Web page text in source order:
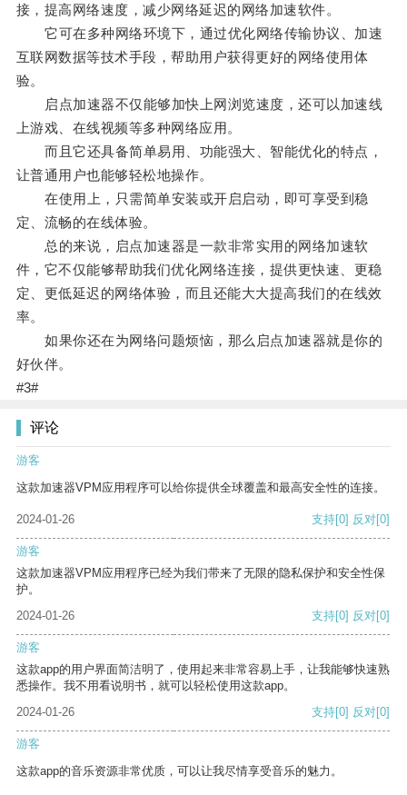
接，提高网络速度，减少网络延迟的网络加速软件。
它可在多种网络环境下，通过优化网络传输协议、加速
互联网数据等技术手段，帮助用户获得更好的网络使用体
验。
启点加速器不仅能够加快上网浏览速度，还可以加速线
上游戏、在线视频等多种网络应用。
而且它还具备简单易用、功能强大、智能优化的特点，
让普通用户也能够轻松地操作。
在使用上，只需简单安装或开启启动，即可享受到稳
定、流畅的在线体验。
总的来说，启点加速器是一款非常实用的网络加速软
件，它不仅能够帮助我们优化网络连接，提供更快速、更稳
定、更低延迟的网络体验，而且还能大大提高我们的在线效
率。
如果你还在为网络问题烦恼，那么启点加速器就是你的
好伙伴。
#3#
评论
游客
这款加速器VPM应用程序可以给你提供全球覆盖和最高安全性的连接。
2024-01-26 支持[0] 反对[0]
游客
这款加速器VPM应用程序已经为我们带来了无限的隐私保护和安全性保
护。
2024-01-26
支持[0] 反对[0]
游客
这款app的用户界面简洁明了，使用起来非常容易上手，让我能够快速熟
悉操作。我不用看说明书，就可以轻松使用这款app。
2024-01-26
支持[0] 反对[0]
游客
这款app的音乐资源非常优质，可以让我尽情享受音乐的魅力。